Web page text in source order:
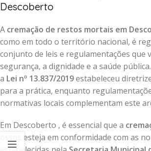
Descoberto
A cremação de restos mortais em
como em todo o território nacional, é
conjunto de leis e regulamentações que
segurança, a dignidade e a saúde
a Lei nº 13.837/2019estabeleceu
para a prática, enquanto
normativas locais complementam este
Em Descoberto , é essencial que a
esteja em conformidade com as